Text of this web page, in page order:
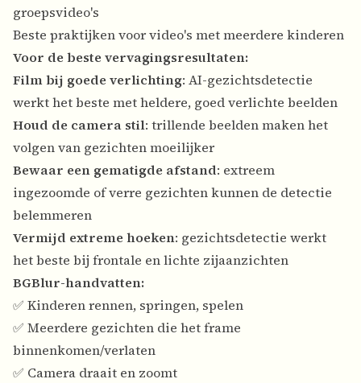
groepsvideo's
Beste praktijken voor video's met meerdere kinderen
Voor de beste vervagingsresultaten:
Film bij goede verlichting: AI-gezichtsdetectie
werkt het beste met heldere, goed verlichte beelden
Houd de camera stil: trillende beelden maken het
volgen van gezichten moeilijker
Bewaar een gematigde afstand: extreem
ingezoomde of verre gezichten kunnen de detectie
belemmeren
Vermijd extreme hoeken: gezichtsdetectie werkt
het beste bij frontale en lichte zijaanzichten
BGBlur-handvatten:
✅ Kinderen rennen, springen, spelen
✅ Meerdere gezichten die het frame
binnenkomen/verlaten
✅ Camera draait en zoomt